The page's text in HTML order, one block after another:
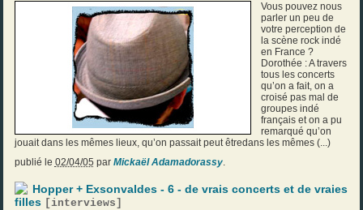
Vous pouvez nous
parler un peu de
votre perception de
la scène rock indé
en France ?
Dorothée : A travers
tous les concerts
qu’on a fait, on a
croisé pas mal de
groupes indé
français et on a pu
remarqué qu’on
jouait dans les mêmes lieux, qu’on passait peut êtredans les mêmes (...)
publié le 02/04/05 par Mickaël Adamadorassy.
Hopper + Exsonvaldes - 6 - de vrais concerts et de vraies
filles [interviews ]